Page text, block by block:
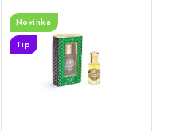
parfém -10 ml
Novinka
Tip